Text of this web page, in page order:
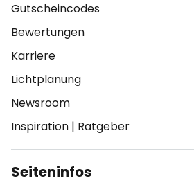
Gutscheincodes
Bewertungen
Karriere
Lichtplanung
Newsroom
Inspiration | Ratgeber
Seiteninfos